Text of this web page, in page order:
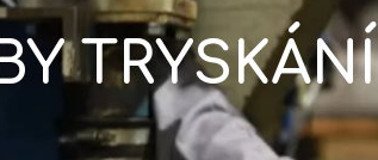
TRYSKÁNÍ